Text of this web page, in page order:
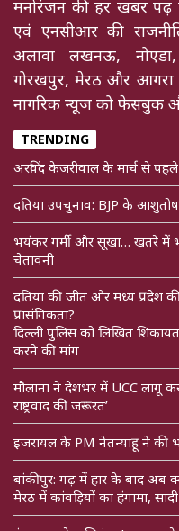
मनोरंजन की हर खबर पढ़
एवं एनसीआर की
अलावा लखनऊ, नोएडा,
गोरखपुर, मेरठ और
नागरिक न्यूज को फेसबुक
TRENDING
अरविंद केजरीवाल के मार्च से
दतिया उपचुनाव: BJP के
भयंकर गर्मी और सूखा… खतरे में
चेतावनी
दतिया की जीत और मध्य प्रदेश
प्रासंगिकता?
दिल्ली पुलिस को लिखित
करने की मांग
मौलाना ने देशभर में UCC लागू
राष्ट्रवाद की जरूरत’
इजरायल के PM नेतन्याहू ने की
बांकीपुर: गढ़ में हार के बाद अब
मेरठ में कांवड़ियों का हंगामा,